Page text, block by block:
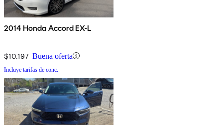
2014 Honda Accord EX-L
$10,197 Buena oferta
Incluye tarifas de conc.